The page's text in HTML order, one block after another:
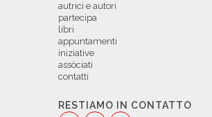
autrici e autori
partecipa
libri
appuntamenti
iniziative
assòciati
contatti
RESTIAMO IN CONTATTO